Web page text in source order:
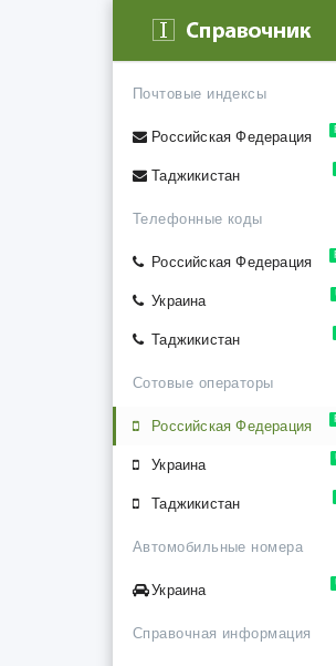
Почтовые индексы
Российская Федерация
Таджикистан
Телефонные коды
Российская Федерация
Украина
Таджикистан
Сотовые операторы
Российская Федерация
Украина
Таджикистан
Автомобильные номера
Украина
Справочная информация